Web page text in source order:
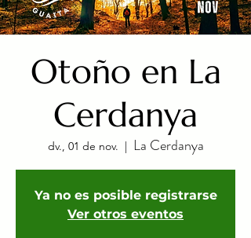
Otoño en La
Cerdanya
dv., 01 de nov.
  |
La Cerdanya
Ya no es posible registrarse
Ver otros eventos